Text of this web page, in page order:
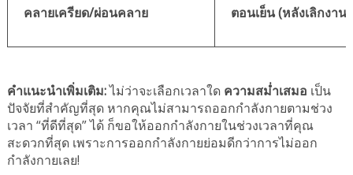
คลายเครียด/ผ่อนคลาย ตอนเย็น (หลังเลิกงาน)
คำแนะนำเพิ่มเติม:ไม่ว่าจะเลือกเวลาใด ความสม่ำเสมอ เป็น
ปัจจัยที่สำคัญที่สุด หากคุณไม่สามารถออกกำลังกายตามช่วง
เวลา “ที่ดีที่สุด” ได้ ก็ขอให้ออกกำลังกายในช่วงเวลาที่คุณ
สะดวกที่สุด เพราะการออกกำลังกายย่อมดีกว่าการไม่ออก
กำลังกายเลย!